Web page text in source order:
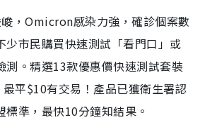
，Omicron感染力強，確診個案數
少市民購買快速測試「看門口」或
測。精選13款優惠價快速測試套裝
平$10有交易！產品已獲衛生署認
標準，最快10分鐘知結果。